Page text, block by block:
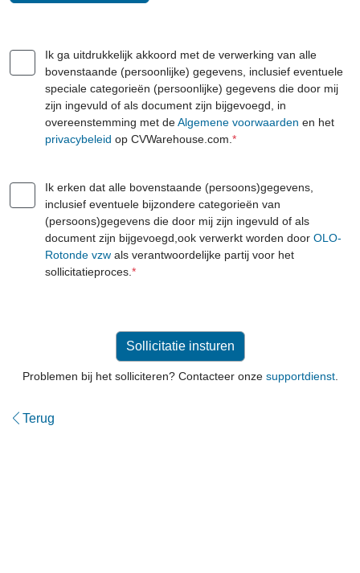
Ik ga uitdrukkelijk akkoord met de verwerking van alle
bovenstaande (persoonlijke) gegevens, inclusief eventuele
speciale categorieën (persoonlijke) gegevens die door mij
zijn ingevuld of als document zijn bijgevoegd, in
overeenstemming met deAlgemene voorwaarden en het
privacybeleid op CVWarehouse.com. *
Ik erken dat alle bovenstaande (persoons)gegevens,
inclusief eventuele bijzondere categorieën van
(persoons)gegevens die door mij zijn ingevuld of als
document zijn bijgevoegd,ook verwerkt worden door OLO-
Rotonde vzw als verantwoordelijke partij voor het
sollicitatieproces. *
Problemen bij het solliciteren? Contacteer onze supportdienst.
Terug